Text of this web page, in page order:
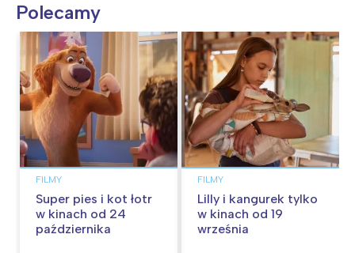
Polecamy
FILMY
Super pies i kot łotr
w kinach od 24
października
FILMY
Lilly i kangurek tylko
w kinach od 19
września